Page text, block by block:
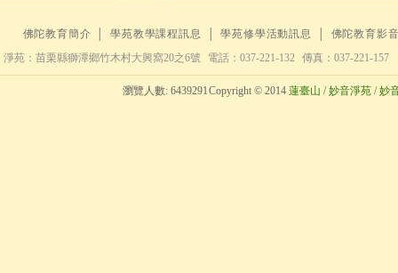
佛陀教育簡介 學苑教學課程訊息 學苑修學活動訊息
佛陀教育影
淨苑：苗栗縣獅潭鄉竹木村大興窩20之6號
電話：037-221-132 傳真：037-221-157
Copyright © 2014 蓮臺山 / 妙音淨苑 / 妙
瀏覽人數: 6439291